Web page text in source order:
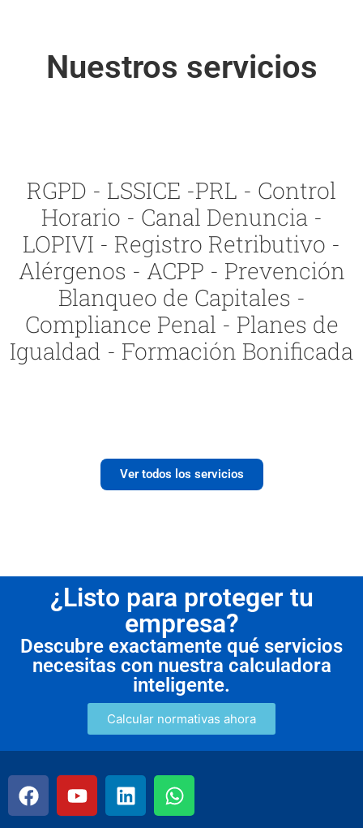
Nuestros servicios
RGPD - LSSICE -PRL - Control
Horario - Canal Denuncia -
LOPIVI - Registro Retributivo -
Alérgenos - ACPP - Prevención
Blanqueo de Capitales -
Compliance Penal - Planes de
Igualdad - Formación Bonificada
Ver todos los servicios
¿Listo para proteger tu
empresa?
Descubre exactamente qué servicios
necesitas con nuestra calculadora
inteligente.
Calcular normativas ahora